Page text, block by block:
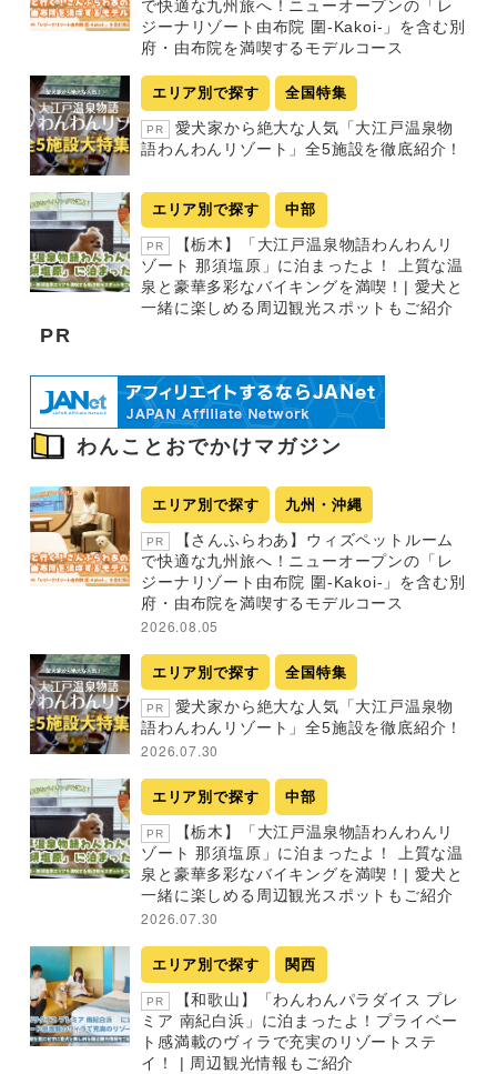
で快適な九州旅へ！ニューオープンの「レ
ジーナリゾート由布院 圍-Kakoi-」を含む別
府・由布院を満喫するモデルコース
エリア別で探す 全国特集
PR
愛犬家から絶大な人気「大江戸温泉物
語わんわんリゾート」全5施設を徹底紹介！
エリア別で探す 中部
PR
【栃木】「大江戸温泉物語わんわんリ
ゾート 那須塩原」に泊まったよ！ 上質な温
泉と豪華多彩なバイキングを満喫！| 愛犬と
一緒に楽しめる周辺観光スポットもご紹介
PR
わんことおでかけマガジン
エリア別で探す 九州・沖縄
PR
【さんふらわあ】ウィズペットルーム
で快適な九州旅へ！ニューオープンの「レ
ジーナリゾート由布院 圍-Kakoi-」を含む別
府・由布院を満喫するモデルコース
2026.08.05
エリア別で探す 全国特集
PR
愛犬家から絶大な人気「大江戸温泉物
語わんわんリゾート」全5施設を徹底紹介！
2026.07.30
エリア別で探す 中部
PR
【栃木】「大江戸温泉物語わんわんリ
ゾート 那須塩原」に泊まったよ！ 上質な温
泉と豪華多彩なバイキングを満喫！| 愛犬と
一緒に楽しめる周辺観光スポットもご紹介
2026.07.30
エリア別で探す 関西
PR
【和歌山】「わんわんパラダイス プレ
ミア 南紀白浜」に泊まったよ！プライベー
ト感満載のヴィラで充実のリゾートステ
イ！ | 周辺観光情報もご紹介